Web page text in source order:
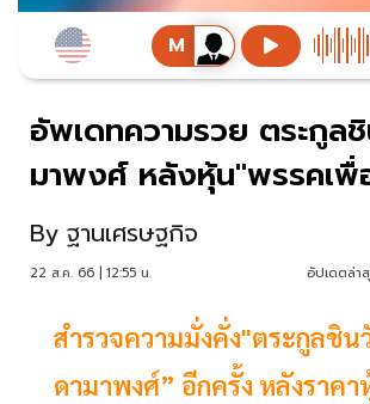
อัพเดทความรวย ตระกูล
มาพงศ์ หลังหุ้น"พรรคเพื่
By ฐานเศรษฐกิจ
22 ส.ค. 66 | 12:55 น. อัปเดตล่า
สำรวจความมั่งคั่ง"ตระกูลชิน
ดามาพงศ์” อีกครั้ง หลังราค